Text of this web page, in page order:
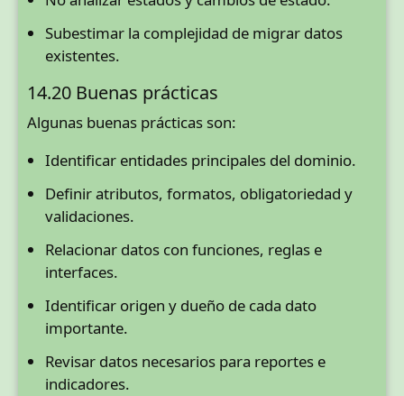
Subestimar la complejidad de migrar datos
existentes.
14.20 Buenas prácticas
Algunas buenas prácticas son:
Identificar entidades principales del dominio.
Definir atributos, formatos, obligatoriedad y
validaciones.
Relacionar datos con funciones, reglas e
interfaces.
Identificar origen y dueño de cada dato
importante.
Revisar datos necesarios para reportes e
indicadores.